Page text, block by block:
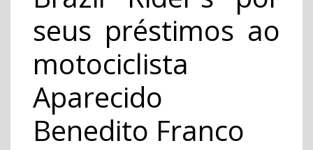
seus préstimos ao
motociclista
Aparecido
Benedito Franco